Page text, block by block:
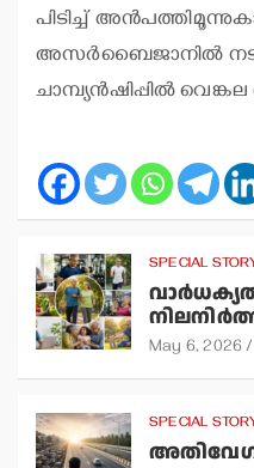
പിടിച്ച്
അസര്‍ബൈജാനില്‍
ചാമ്പ്യന്‍ഷിപ്പില്‍
SPECIAL
May 6, 2026
SPECIAL